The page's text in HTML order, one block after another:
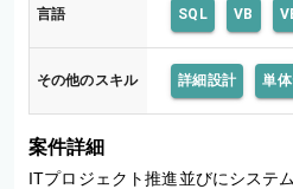
言語 SQL VB
その他のスキル 詳細設計 単
案件詳細
ITプロジェクト推進並びにシステ